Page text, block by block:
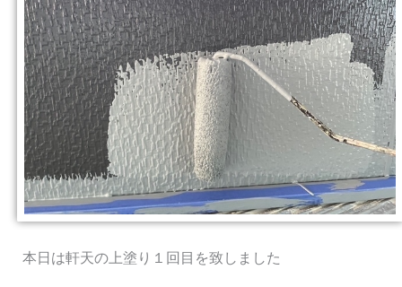
本日は軒天の上塗り１回目を致しました